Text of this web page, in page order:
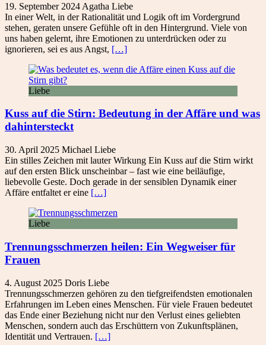
19. September 2024 Agatha Liebe
In einer Welt, in der Rationalität und Logik oft im Vordergrund
stehen, geraten unsere Gefühle oft in den Hintergrund. Viele von
uns haben gelernt, ihre Emotionen zu unterdrücken oder zu
ignorieren, sei es aus Angst, […]
Liebe
Kuss auf die Stirn: Bedeutung in der Affäre und was
dahintersteckt
30. April 2025 Michael Liebe
Ein stilles Zeichen mit lauter Wirkung Ein Kuss auf die Stirn wirkt
auf den ersten Blick unscheinbar – fast wie eine beiläufige,
liebevolle Geste. Doch gerade in der sensiblen Dynamik einer
Affäre entfaltet er eine […]
Liebe
Trennungsschmerzen heilen: Ein Wegweiser für
Frauen
4. August 2025 Doris Liebe
Trennungsschmerzen gehören zu den tiefgreifendsten emotionalen
Erfahrungen im Leben eines Menschen. Für viele Frauen bedeutet
das Ende einer Beziehung nicht nur den Verlust eines geliebten
Menschen, sondern auch das Erschüttern von Zukunftsplänen,
Identität und Vertrauen. […]